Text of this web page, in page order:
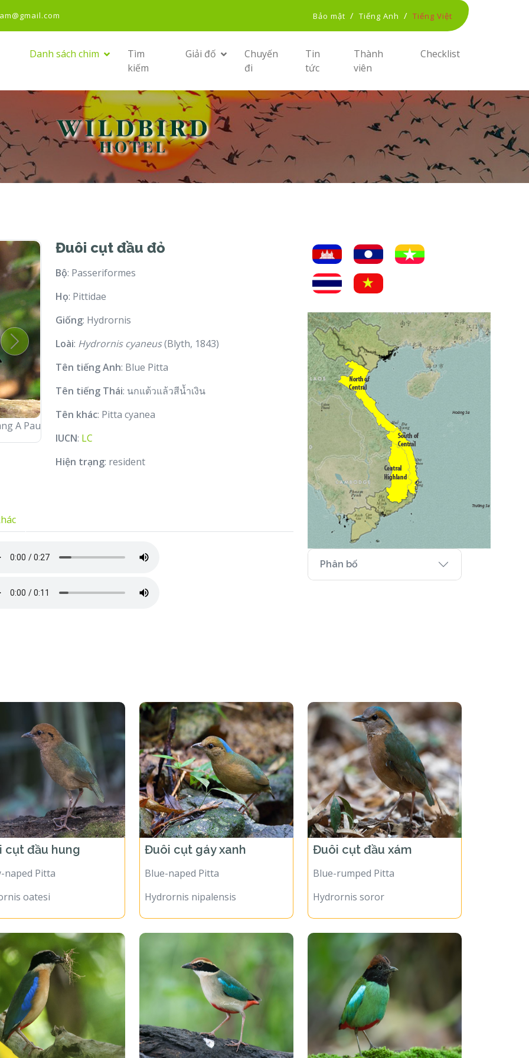
Bảo mật / Tiếng Anh / Tiếng Việt
Danh sách chim
Tìm
kiếm
Giải đố
Chuyến
đi
Tin
tức
Thành
viên
Checklist
© Thang Nguyen
Next
Đuôi cụt đầu đỏ
Bộ: Passeriformes
Họ: Pittidae
Giống: Hydrornis
Loài: Hydrornis cyaneus(Blyth, 1843)
Tên tiếng Anh: Blue Pitta
Tên tiếng Thái: นกแต้วแล้วสีน้ำเงิน
Tên khác: Pitta cyanea
IUCN: LC
Hiện trạng: resident
Phân bố
cụt đầu hung
naped Pitta
oatesi
Đuôi cụt gáy xanh
Blue-naped Pitta
Hydrornis nipalensis
Đuôi cụt đầu xám
Blue-rumped Pitta
Hydrornis soror